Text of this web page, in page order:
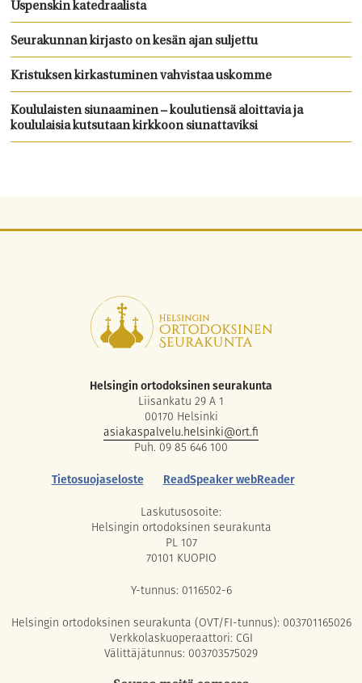
Uspenskin katedraalista
Seurakunnan kirjasto on kesän ajan suljettu
Kristuksen kirkastuminen vahvistaa uskomme
Koululaisten siunaaminen – koulutiensä aloittavia ja
koululaisia kutsutaan kirkkoon siunattaviksi
Helsingin ortodoksinen seurakunta
Liisankatu 29 A 1
00170 Helsinki
asiakaspalvelu.helsinki@ort.fi
Puh. 09 85 646 100
Tietosuojaseloste
ReadSpeaker webReader
Laskutusosoite:
Helsingin ortodoksinen seurakunta
PL 107
70101 KUOPIO
Y-tunnus: 0116502-6
Helsingin ortodoksinen seurakunta (OVT/FI-tunnus): 003701165026
Verkkolaskuoperaattori: CGI
Välittäjätunnus: 003703575029